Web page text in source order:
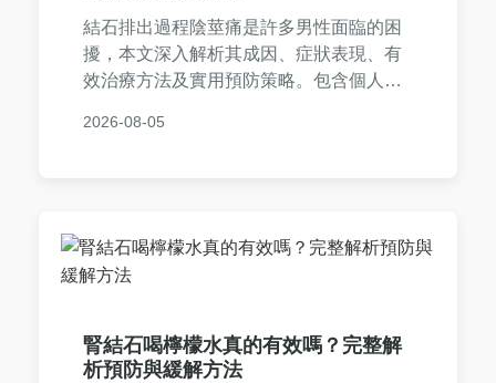
結石排出過程陰莖痛是許多男性面臨的困
擾，本文深入解析其成因、症狀表現、有
效治療方法及實用預防策略。包含個人經
解疼痛並避免復發，提供從診斷到恢復的
2026-08-05
腎結石喝檸檬水真的有效嗎？完整解
析預防與緩解方法